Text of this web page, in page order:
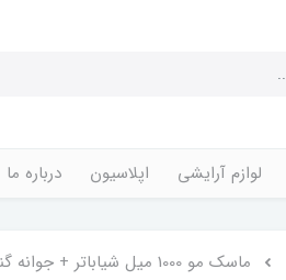
لوازم آرایشی اپلاسیون درباره ما
ماسک مو 1000 میل شیاباتر + جوانه گندم آکوارلی